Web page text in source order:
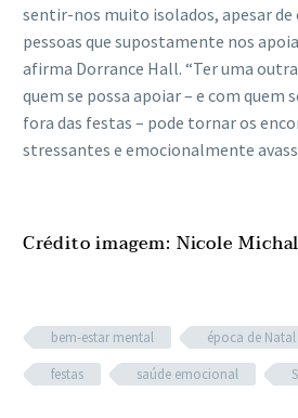
sentir-nos muito isolados, apesar de
pessoas que supostamente nos
afirma Dorrance Hall. “Ter uma
quem se possa apoiar – e com quem
fora das festas – pode tornar os
stressantes e emocionalmente
Crédito imagem: Nicole
bem-estar mental época de Natal
festas
saúde emocional